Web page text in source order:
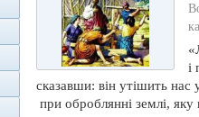
і
сказавши: він утішить
при оброблянні землі,